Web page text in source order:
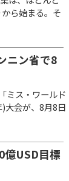
ら始まる。そ
ニン省で8
ミス・ワールド
会が、8月8日
億USD目標